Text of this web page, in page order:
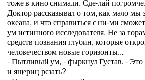
тоже в кино снимали. Сде-лай погромче.
Доктор рассказывал о том, как мало мы
океана, и что справиться с ни-ми
ум истинного исследователя. Не за
средств познания глубин, которые
человечеством новые горизонты...
- Пытливый ум, - фыркнул Густав. - Это
и ящериц резать?